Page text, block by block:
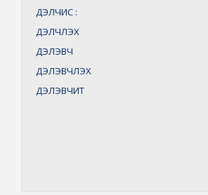
ДЭЛЧИС :
ДЭЛЧЛЭХ
ДЭЛЭВЧ
ДЭЛЭВЧЛЭХ
ДЭЛЭВЧИТ